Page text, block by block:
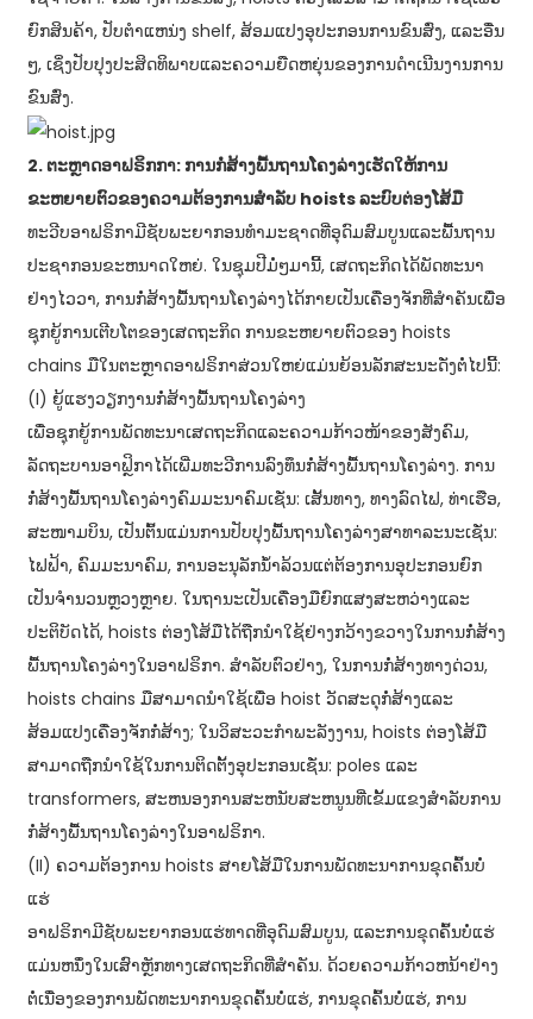
ຍົກສິນຄ້າ, ປັບຕໍາແຫນ່ງ shelf, ສ້ອມແປງອຸປະກອນການຂົນສົ່ງ, ແລະອື່ນ
ໆ, ເຊິ່ງປັບປຸງປະສິດທິພາບແລະຄວາມຍືດຫຍຸ່ນຂອງການດໍາເນີນງານການ
ຂົນສົ່ງ.
2. ຕະຫຼາດອາຟຣິກກາ: ການກໍ່ສ້າງພື້ນຖານໂຄງລ່າງເຮັດໃຫ້ການ
ຂະຫຍາຍຕົວຂອງຄວາມຕ້ອງການສໍາລັບ hoists ລະບົບຕ່ອງໂສ້ມື
ທະວີບອາຟຣິກາມີຊັບພະຍາກອນທໍາມະຊາດທີ່ອຸດົມສົມບູນແລະພື້ນຖານ
ປະຊາກອນຂະຫນາດໃຫຍ່. ໃນຊຸມປີມໍ່ໆມານີ້, ເສດຖະກິດໄດ້ພັດທະນາ
ຢ່າງໄວວາ, ການກໍ່ສ້າງພື້ນຖານໂຄງລ່າງໄດ້ກາຍເປັນເຄື່ອງຈັກທີ່ສໍາຄັນເພື່ອ
ຊຸກຍູ້ການເຕີບໂຕຂອງເສດຖະກິດ ການຂະຫຍາຍຕົວຂອງ hoists
chains ມືໃນຕະຫຼາດອາຟຣິກາສ່ວນໃຫຍ່ແມ່ນຍ້ອນລັກສະນະດັ່ງຕໍ່ໄປນີ້:
(I) ຍູ້ແຮງວຽກງານກໍ່ສ້າງພື້ນຖານໂຄງລ່າງ
​ເພື່ອ​ຊຸກຍູ້​ການ​ພັດທະນາ​ເສດຖະກິດ​ແລະ​ຄວາມ​ກ້າວໜ້າ​ຂອງ​ສັງຄົມ,
ລັດຖະບານ​ອາ​ຟຼິກາ​ໄດ້​ເພີ່ມ​ທະວີ​ການ​ລົງທຶນ​ກໍ່ສ້າງ​ພື້ນຖານ​ໂຄງ​ລ່າງ. ການ
ກໍ່ສ້າງພື້ນຖານໂຄງລ່າງຄົມມະນາຄົມເຊັ່ນ: ເສັ້ນທາງ, ທາງລົດໄຟ, ທ່າເຮືອ,
ສະໜາມບິນ, ເປັນຕົ້ນແມ່ນການປັບປຸງພື້ນຖານໂຄງລ່າງສາທາລະນະເຊັ່ນ:
ໄຟຟ້າ, ຄົມມະນາຄົມ, ການອະນຸລັກນ້ຳລ້ວນແຕ່ຕ້ອງການອຸປະກອນຍົກ
ເປັນຈຳນວນຫຼວງຫຼາຍ. ໃນຖານະເປັນເຄື່ອງມືຍົກແສງສະຫວ່າງແລະ
ປະຕິບັດໄດ້, hoists ຕ່ອງໂສ້ມືໄດ້ຖືກນໍາໃຊ້ຢ່າງກວ້າງຂວາງໃນການກໍ່ສ້າງ
ພື້ນຖານໂຄງລ່າງໃນອາຟຣິກາ. ສໍາລັບຕົວຢ່າງ, ໃນການກໍ່ສ້າງທາງດ່ວນ,
hoists chains ມືສາມາດນໍາໃຊ້ເພື່ອ hoist ວັດສະດຸກໍ່ສ້າງແລະ
ສ້ອມແປງເຄື່ອງຈັກກໍ່ສ້າງ; ໃນວິສະວະກໍາພະລັງງານ, hoists ຕ່ອງໂສ້ມື
ສາມາດຖືກນໍາໃຊ້ໃນການຕິດຕັ້ງອຸປະກອນເຊັ່ນ: poles ແລະ
transformers, ສະຫນອງການສະຫນັບສະຫນູນທີ່ເຂັ້ມແຂງສໍາລັບການ
ກໍ່ສ້າງພື້ນຖານໂຄງລ່າງໃນອາຟຣິກາ.
(II) ຄວາມຕ້ອງການ hoists ສາຍໂສ້ມືໃນການພັດທະນາການຂຸດຄົ້ນບໍ່
ແຮ່
ອາຟຣິກາມີຊັບພະຍາກອນແຮ່ທາດທີ່ອຸດົມສົມບູນ, ແລະການຂຸດຄົ້ນບໍ່ແຮ່
ແມ່ນຫນຶ່ງໃນເສົາຫຼັກທາງເສດຖະກິດທີ່ສໍາຄັນ. ດ້ວຍຄວາມກ້າວຫນ້າຢ່າງ
ຕໍ່ເນື່ອງຂອງການພັດທະນາການຂຸດຄົ້ນບໍ່ແຮ່, ການຂຸດຄົ້ນບໍ່ແຮ່, ການ